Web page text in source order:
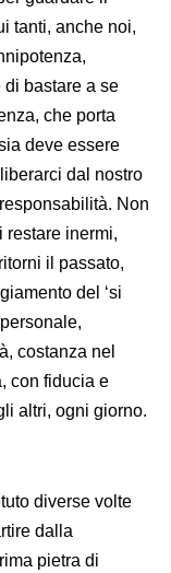
tanti, anche noi,
di bastare a se
che porta
deve essere
dal nostro
Non
restare inermi,
il passato,
del ‘si
costanza nel
con fiducia e
altri, ogni giorno.
diverse volte
dalla
pietra di